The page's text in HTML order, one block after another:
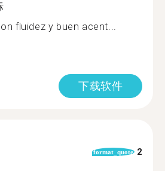
fluidez y buen acent...
下载软件
format_quote 2